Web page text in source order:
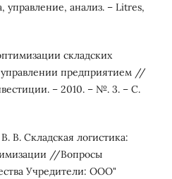
управление, анализ. – Litres,
складских
предприятием //
– 2010. – №. 3. – С.
В. Складская логистика:
//Вопросы
Учредители: ООО"